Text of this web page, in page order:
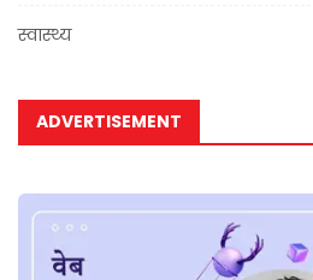
स्वास्थ्य
ADVERTISEMENT